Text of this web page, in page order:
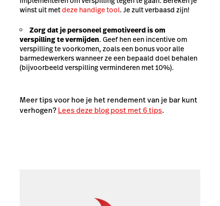
winst uit metdeze handige tool. Je zult verbaasd zijn!
Zorg dat je personeel gemotiveerd is om
verspilling te vermijden. Geef hen een incentive om
verspilling te voorkomen, zoals een bonus voor alle
barmedewerkers wanneer ze een bepaald doel behalen
(bijvoorbeeld verspilling verminderen met 10%).
Meer tips voor hoe je het rendement van je bar kunt
verhogen?Lees deze blog post met 6 tips.